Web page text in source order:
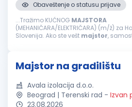
Obaveštenje o statusu prijave
...Tražimo KUĆNOG MAJSTORA
(MEHANIČARA/ELEKTRIČARA) (m/ž) za
Slovenija. Ako ste vešt majstor,
Majstor na gradilištu
Avala izolacija d.o.o.
Beograd | Terenski rad - Izvan
23.08.2026